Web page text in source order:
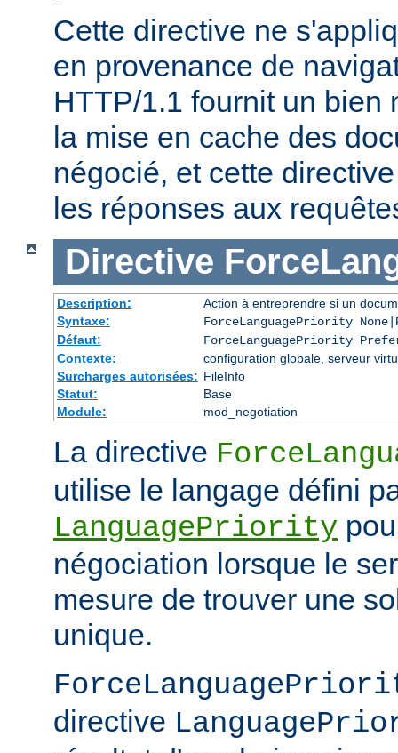
Cette directive ne
en provenance de
HTTP/1.1 fournit un bien
la mise en cache des
négocié, et cette
les réponses aux
Directive
Description:
Action à entreprendre si un
Syntaxe:
ForceLanguagePriority
Défaut:
ForceLanguagePriority
Contexte:
configuration globale, serveur
Surcharges autorisées: FileInfo
Statut:
Base
Module:
mod_negotiation
La directive
utilise le langage défini
LanguagePriority
négociation lorsque le
mesure de trouver une
unique.
directive